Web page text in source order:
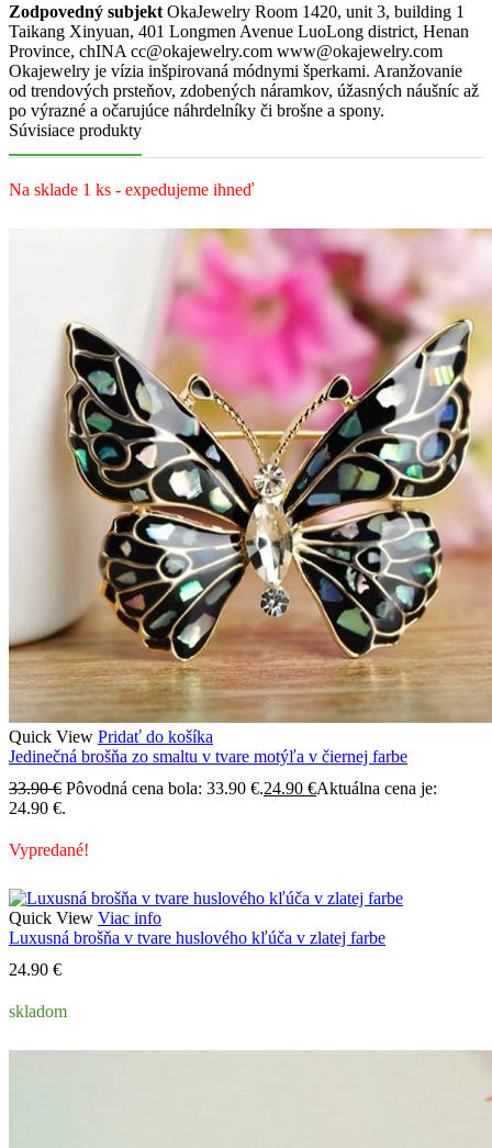
Zodpovedný subjekt OkaJewelry Room 1420, unit 3, building 1
Taikang Xinyuan, 401 Longmen Avenue LuoLong district, Henan
Province, chINA cc@okajewelry.com www@okajewelry.com
Okajewelry je vízia inšpirovaná módnymi šperkami. Aranžovanie
od trendových prsteňov, zdobených náramkov, úžasných náušníc až
po výrazné a očarujúce náhrdelníky či brošne a spony.
Súvisiace produkty
Na sklade 1 ks - expedujeme ihneď
Quick View Pridať do košíka
Jedinečná brošňa zo smaltu v tvare motýľa v čiernej farbe
33.90€ Pôvodná cena bola: 33.90 €.24.90 €Aktuálna cena je:
24.90 €.
Vypredané!
Quick View Viac info
Luxusná brošňa v tvare huslového kľúča v zlatej farbe
24.90 €
skladom